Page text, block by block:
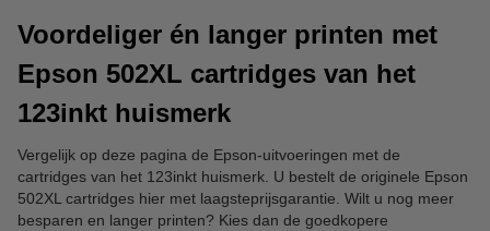
Voordeliger én langer printen met
Epson 502XL cartridges van het
123inkt huismerk
Vergelijk op deze pagina de Epson-uitvoeringen met de
cartridges van het 123inkt huismerk. U bestelt de originele Epson
502XL cartridges hier met laagsteprijsgarantie. Wilt u nog meer
besparen en langer printen? Kies dan de goedkopere